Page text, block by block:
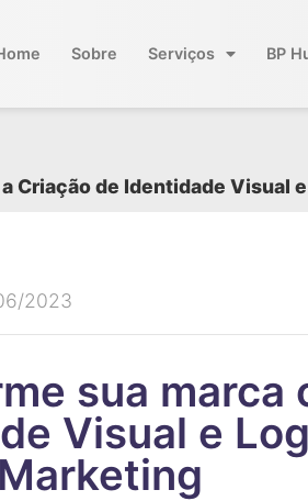
Sobre Serviços BP
Criação de Identidade Visual
2023
sua marca
Visual e